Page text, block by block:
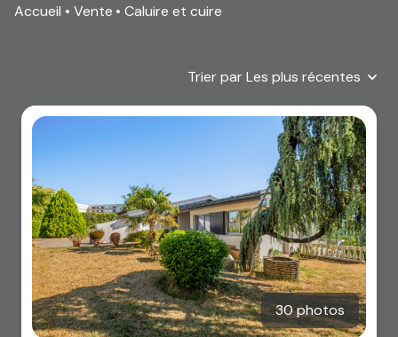
Accueil Vente Caluire et cuire
Trier par Les plus récentes
30 photos